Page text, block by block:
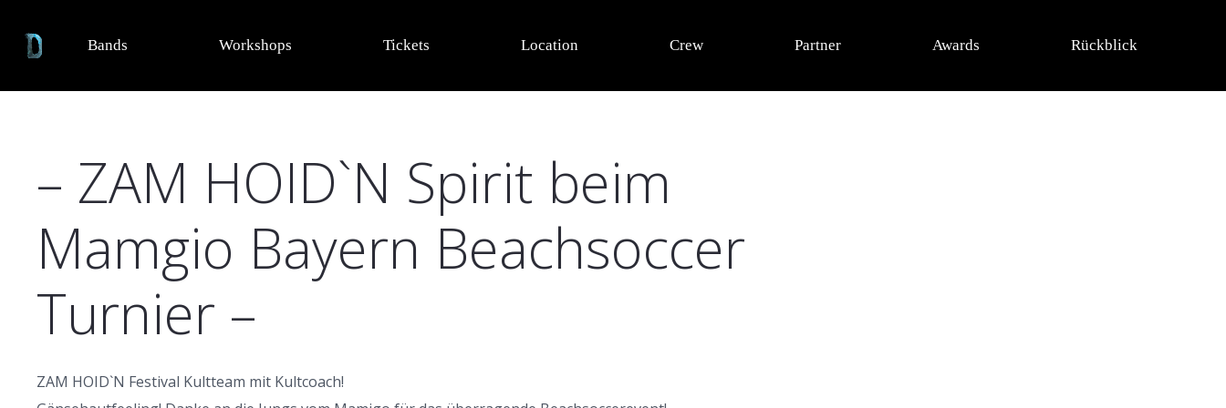
Bands Workshops Tickets Location Crew Partner Awards Rückblick
– ZAM HOID`N Spirit beim
Mamgio Bayern Beachsoccer
Turnier –
ZAM HOID`N Festival Kultteam mit Kultcoach!